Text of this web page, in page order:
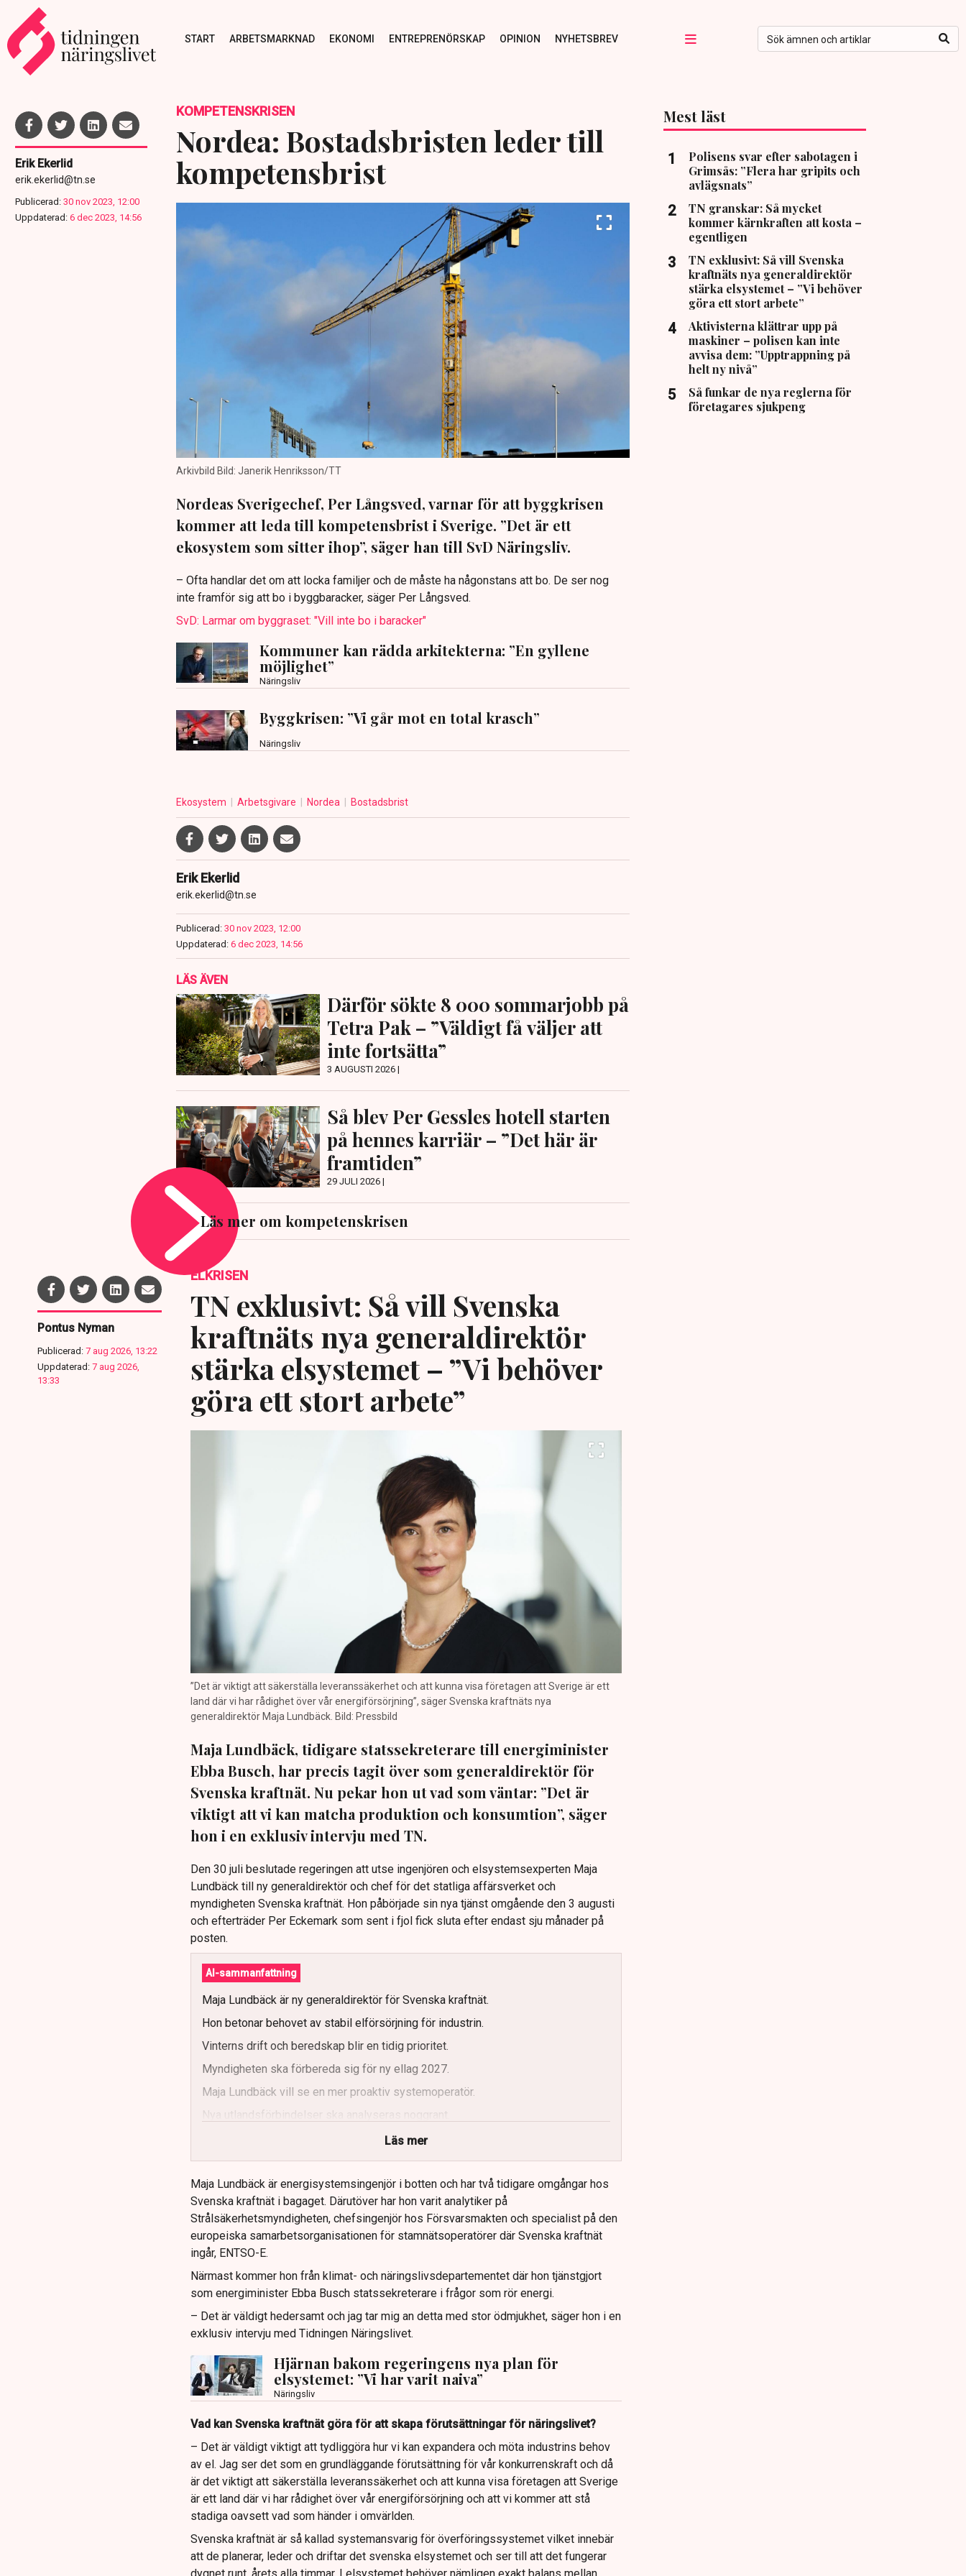
START ARBETSMARKNAD EKONOMI ENTREPRENÖRSKAP OPINION NYHETSBREV
Erik Ekerlid
erik.ekerlid@tn.se
Publicerad: 30 nov 2023, 12:00
Uppdaterad: 6 dec 2023, 14:56
KOMPETENSKRISEN
Nordea: Bostadsbristen leder till
kompetensbrist
Arkivbild Bild: Janerik Henriksson/TT
Nordeas Sverigechef, Per Långsved, varnar för att byggkrisen
kommer att leda till kompetensbrist i Sverige. ”Det är ett
ekosystem som sitter ihop”, säger han till SvD Näringsliv.
– Ofta handlar det om att locka familjer och de måste ha någonstans att bo. De ser nog
inte framför sig att bo i byggbaracker, säger Per Långsved.
SvD: Larmar om byggraset: "Vill inte bo i baracker"
Kommuner kan rädda arkitekterna: ”En gyllene
möjlighet”
Näringsliv
Byggkrisen: ”Vi går mot en total krasch”
Näringsliv
Ekosystem Arbetsgivare Nordea Bostadsbrist
Erik Ekerlid
erik.ekerlid@tn.se
Publicerad: 30 nov 2023, 12:00
Uppdaterad: 6 dec 2023, 14:56
LÄS ÄVEN
Därför sökte 8 000 sommarjobb på
Tetra Pak – ”Väldigt få väljer att
inte fortsätta”
3 AUGUSTI 2026 |
Så blev Per Gessles hotell starten
på hennes karriär – ”Det här är
framtiden”
29 JULI 2026 |
Läs mer om kompetenskrisen
Mest läst
Polisens svar efter sabotagen i
Grimsås: ”Flera har gripits och
avlägsnats”
TN granskar: Så mycket
kommer kärnkraften att kosta –
egentligen
TN exklusivt: Så vill Svenska
kraftnäts nya generaldirektör
stärka elsystemet – ”Vi behöver
göra ett stort arbete”
Aktivisterna klättrar upp på
maskiner – polisen kan inte
avvisa dem: ”Upptrappning på
helt ny nivå”
Så funkar de nya reglerna för
företagares sjukpeng
Pontus Nyman
Publicerad: 7 aug 2026, 13:22
Uppdaterad: 7 aug 2026,
13:33
ELKRISEN
TN exklusivt: Så vill Svenska
kraftnäts nya generaldirektör
stärka elsystemet – ”Vi behöver
göra ett stort arbete”
”Det är viktigt att säkerställa leveranssäkerhet och att kunna visa företagen att Sverige är ett
land där vi har rådighet över vår energiförsörjning”, säger Svenska kraftnäts nya
generaldirektör Maja Lundbäck. Bild: Pressbild
Maja Lundbäck, tidigare statssekreterare till energiminister
Ebba Busch, har precis tagit över som generaldirektör för
Svenska kraftnät. Nu pekar hon ut vad som väntar: ”Det är
viktigt att vi kan matcha produktion och konsumtion”, säger
hon i en exklusiv intervju med TN.
Den 30 juli beslutade regeringen att utse ingenjören och elsystemsexperten Maja
Lundbäck till ny generaldirektör och chef för det statliga affärsverket och
myndigheten Svenska kraftnät. Hon påbörjade sin nya tjänst omgående den 3 augusti
och efterträder Per Eckemark som sent i fjol fick sluta efter endast sju månader på
posten.
AI-sammanfattning
Maja Lundbäck är ny generaldirektör för Svenska kraftnät.
Hon betonar behovet av stabil elförsörjning för industrin.
Vinterns drift och beredskap blir en tidig prioritet.
Myndigheten ska förbereda sig för ny ellag 2027.
Maja Lundbäck vill se en mer proaktiv systemoperatör.
Nya utlandsförbindelser ska analyseras noggrant.
Läs mer
Maja Lundbäck är energisystemsingenjör i botten och har två tidigare omgångar hos
Svenska kraftnät i bagaget. Därutöver har hon varit analytiker på
Strålsäkerhetsmyndigheten, chefsingenjör hos Försvarsmakten och specialist på den
europeiska samarbetsorganisationen för stamnätsoperatörer där Svenska kraftnät
ingår, ENTSO-E.
Närmast kommer hon från klimat- och näringslivsdepartementet där hon tjänstgjort
som energiminister Ebba Busch statssekreterare i frågor som rör energi.
– Det är väldigt hedersamt och jag tar mig an detta med stor ödmjukhet, säger hon i en
exklusiv intervju med Tidningen Näringslivet.
Hjärnan bakom regeringens nya plan för
elsystemet: ”Vi har varit naiva”
Näringsliv
Vad kan Svenska kraftnät göra för att skapa förutsättningar för näringslivet?
– Det är väldigt viktigt att tydliggöra hur vi kan expandera och möta industrins behov
av el. Jag ser det som en grundläggande förutsättning för vår konkurrenskraft och då
är det viktigt att säkerställa leveranssäkerhet och att kunna visa företagen att Sverige
är ett land där vi har rådighet över vår energiförsörjning och att vi kommer att stå
stadiga oavsett vad som händer i omvärlden.
Svenska kraftnät är så kallad systemansvarig för överföringssystemet vilket innebär
att de planerar, leder och driftar det svenska elsystemet och ser till att det fungerar